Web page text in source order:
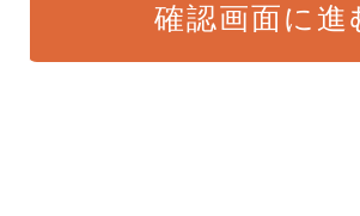
保護、個人情報に関する法規制等を遵守
以下に示す方針を具現化するための個人
ントシステムを構築し、最新のIT技術の
確認画面に進